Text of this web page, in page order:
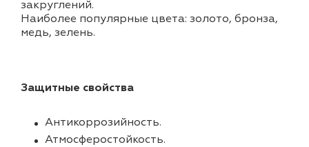
закруглений.
Наиболее популярные цвета: золото, бронза,
медь, зелень.
Защитные свойства
Антикоррозийность.
Атмосферостойкость.